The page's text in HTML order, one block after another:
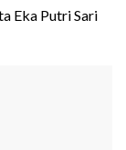
Eka Putri Sari